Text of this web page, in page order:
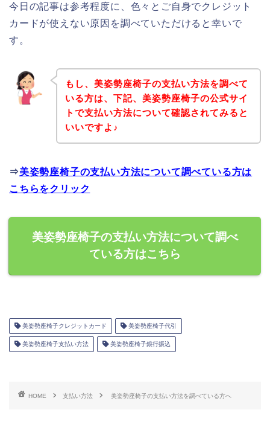
今日の記事は参考程度に、色々とご自身でクレジット
カードが使えない原因を調べていただけると幸いで
す。
もし、美姿勢座椅子の支払い方法を調べて
いる方は、下記、美姿勢座椅子の公式サイ
トで支払い方法について確認されてみると
いいですよ♪
⇒美姿勢座椅子の支払い方法について調べている方は
こちらをクリック
美姿勢座椅子の支払い方法について調べ
ている方はこちら
美姿勢座椅子クレジットカード 美姿勢座椅子代引
美姿勢座椅子支払い方法 美姿勢座椅子銀行振込
HOME 支払い方法 美姿勢座椅子の支払い方法を調べている方へ